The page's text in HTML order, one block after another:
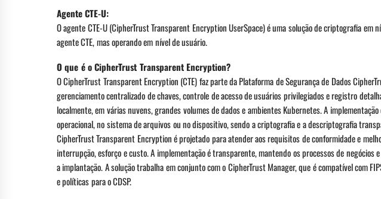
Agente CTE-U:
O agente CTE-U (CipherTrust Transparent Encryption UserSpace) é uma solução de criptografia em
agente CTE, mas operando em nível de usuário.
O que é o CipherTrust Transparent Encryption?
O CipherTrust Transparent Encryption (CTE) faz parte da Plataforma de Segurança de Dados
gerenciamento centralizado de chaves, controle de acesso de usuários privilegiados e registro
localmente, em várias nuvens, grandes volumes de dados e ambientes Kubernetes. A
operacional, no sistema de arquivos ou no dispositivo, sendo a criptografia e a descriptografia
CipherTrust Transparent Encryption é projetado para atender aos requisitos de conformidade e
interrupção, esforço e custo. A implementação é transparente, mantendo os processos de negócios
a implantação. A solução trabalha em conjunto com o CipherTrust Manager, que é compatível com
e políticas para o CDSP.